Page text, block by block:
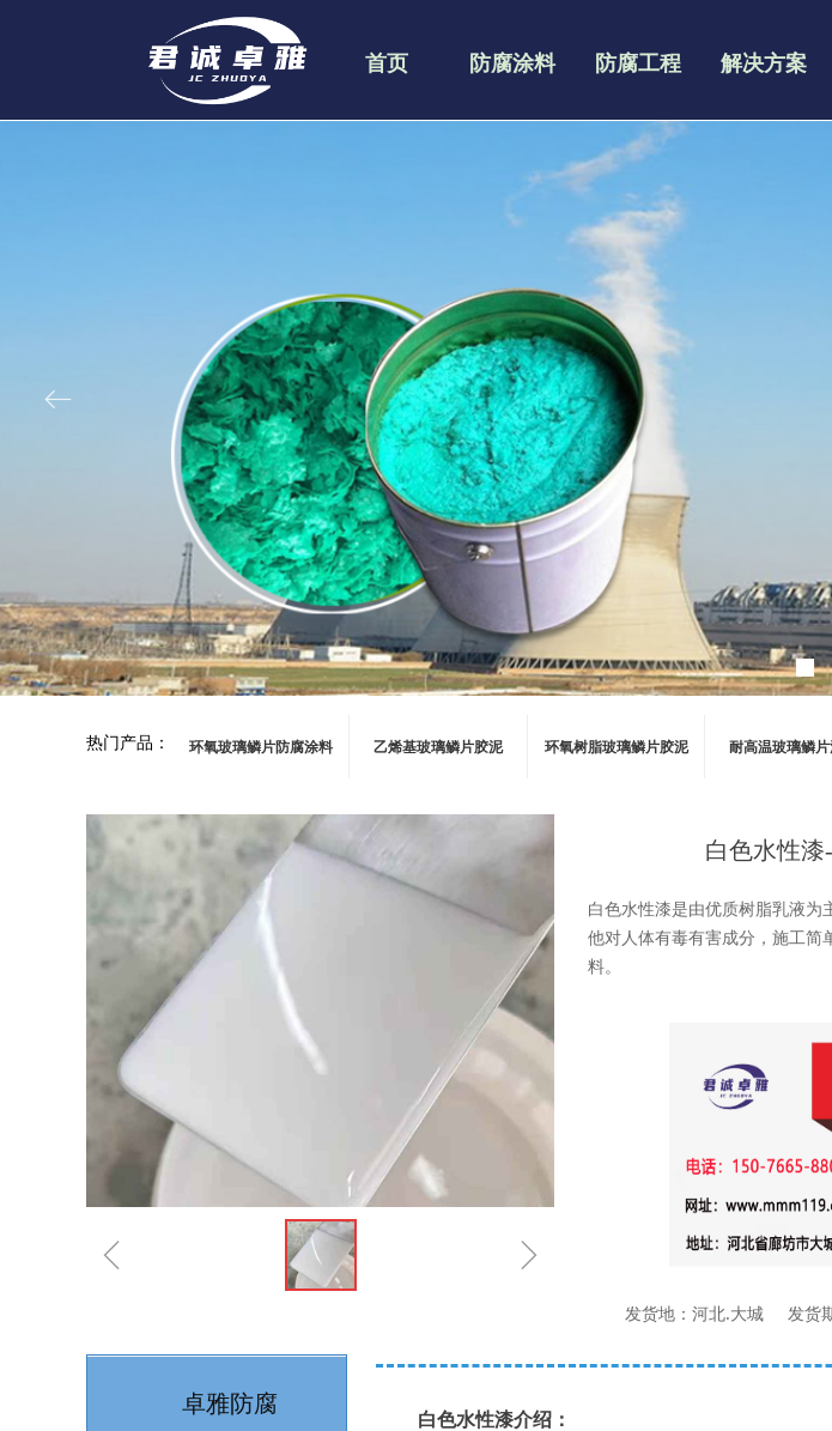
首页 防腐涂料 防腐工程 解决方案
ꁆ ꁇ
ꂃ
环氧玻璃鳞片防腐涂料 乙烯基玻璃鳞片胶泥 环氧树脂玻璃鳞片胶泥 耐高温玻璃鳞
热门产品：
白色水性
白色水性漆是由优质树脂乳液为
他对人体有毒有害成分，施工简
料。
价格：
发货地：河北.大城 发货
卓雅防腐
白色水性漆介绍：